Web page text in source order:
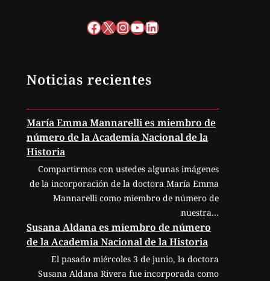
Facebook
X Instagram
YouTube
LinkedIn
Noticias recientes
María Emma Mannarelli es miembro de
número de la Academia Nacional de la
Historia
Compartirmos con ustedes algunas imágenes
de la incorporación de la doctora María Emma
Mannarelli como miembro de número de
nuestra…
Susana Aldana es miembro de número
de la Academia Nacional de la Historia
El pasado miércoles 3 de junio, la doctora
Susana Aldana Rivera fue incorporada como